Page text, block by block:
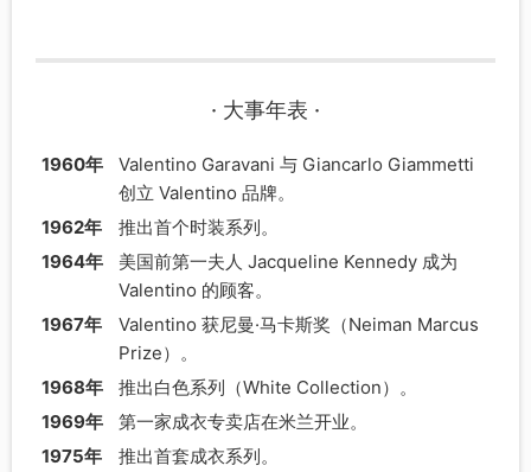
· 大事年表 ·
1960年
Valentino Garavani 与 Giancarlo Giammetti
创立 Valentino 品牌。
1962年
推出首个时装系列。
1964年
美国前第一夫人 Jacqueline Kennedy 成为
Valentino 的顾客。
1967年
Valentino 获尼曼·马卡斯奖（Neiman Marcus
Prize）。
1968年
推出白色系列（White Collection）。
1969年
第一家成衣专卖店在米兰开业。
1975年
推出首套成衣系列。